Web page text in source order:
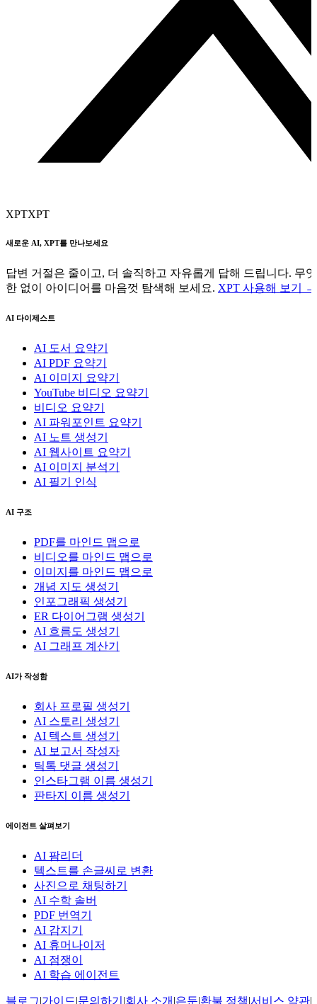
XPTXPT
새로운 AI, XPT를 만나보세요
답변 거절은 줄이고, 더 솔직하고 자유롭게 답해 드립니다. 무
한 없이 아이디어를 마음껏 탐색해 보세요. XPT 사용해 보기 →
AI 다이제스트
AI 도서 요약기
AI PDF 요약기
AI 이미지 요약기
YouTube 비디오 요약기
비디오 요약기
AI 파워포인트 요약기
AI 노트 생성기
AI 웹사이트 요약기
AI 이미지 분석기
AI 필기 인식
AI 구조
PDF를 마인드 맵으로
비디오를 마인드 맵으로
이미지를 마인드 맵으로
개념 지도 생성기
인포그래픽 생성기
ER 다이어그램 생성기
AI 흐름도 생성기
AI 그래프 계산기
AI가 작성함
회사 프로필 생성기
AI 스토리 생성기
AI 텍스트 생성기
AI 보고서 작성자
틱톡 댓글 생성기
인스타그램 이름 생성기
판타지 이름 생성기
에이전트 살펴보기
AI 팜리더
텍스트를 손글씨로 변환
사진으로 채팅하기
AI 수학 솔버
PDF 번역기
AI 감지기
AI 휴머나이저
AI 점쟁이
AI 학습 에이전트
블로그|가이드|문의하기 |회사 소개 |은둔|환불 정책|서비스 약관|